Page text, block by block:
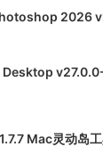
2026
Mac灵动岛